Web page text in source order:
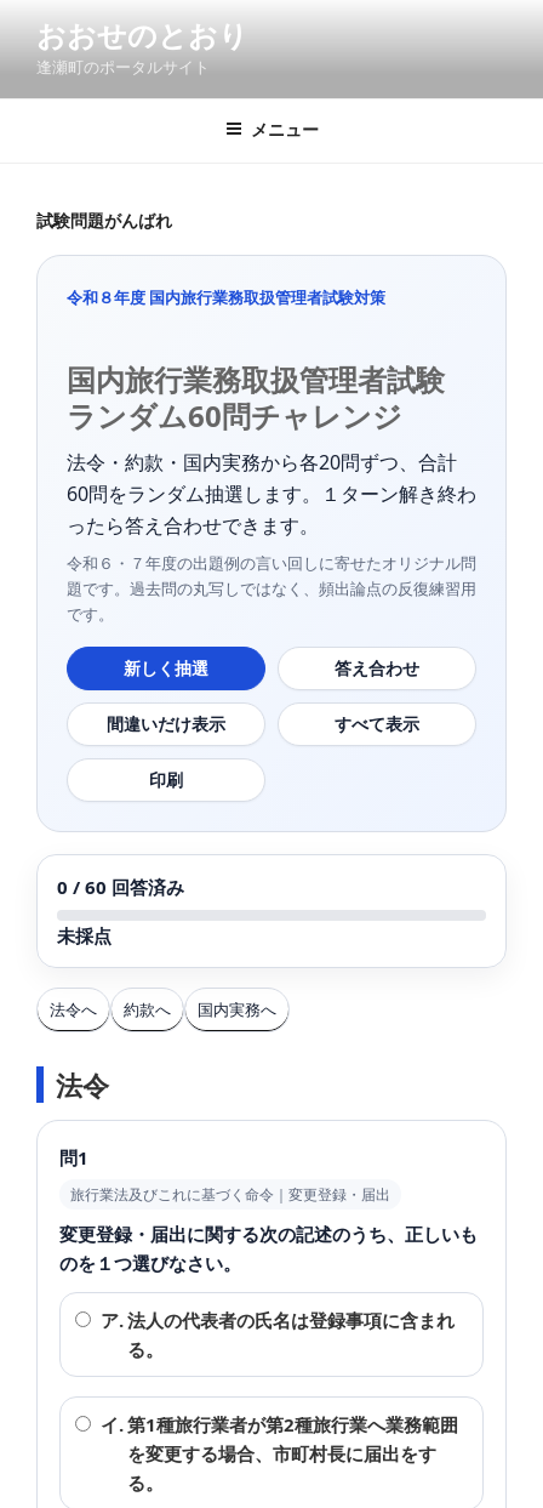
ン
おおせのとおり
逢瀬町のポータルサイト
メニュー
試験問題がんばれ
令和８年度 国内旅行業務取扱管理者試験対策
国内旅行業務取扱管理者試験
ランダム60問チャレンジ
法令・約款・国内実務から各20問ずつ、合計
60問をランダム抽選します。１ターン解き終わ
ったら答え合わせできます。
令和６・７年度の出題例の言い回しに寄せたオリジナル問
題です。過去問の丸写しではなく、頻出論点の反復練習用
です。
新しく抽選 答え合わせ
間違いだけ表示 すべて表示
印刷
0 / 60 回答済み
未採点
法令へ 約款へ 国内実務へ
法令
問1
旅行業法及びこれに基づく命令｜変更登録・届出
変更登録・届出に関する次の記述のうち、正しいも
のを１つ選びなさい。
ア.法人の代表者の氏名は登録事項に含まれ
る。
イ.第1種旅行業者が第2種旅行業へ業務範囲
を変更する場合、市町村長に届出をす
る。